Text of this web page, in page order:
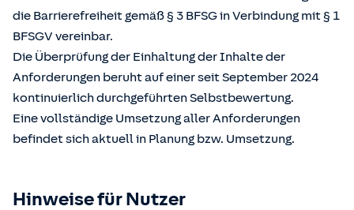
die Barrierefreiheit gemäß § 3 BFSG in Verbindung mit § 1
BFSGV vereinbar.
Die Überprüfung der Einhaltung der Inhalte der
Anforderungen beruht auf einer seit September 2024
kontinuierlich durchgeführten Selbstbewertung.
Eine vollständige Umsetzung aller Anforderungen
befindet sich aktuell in Planung bzw. Umsetzung.
Hinweise für Nutzer